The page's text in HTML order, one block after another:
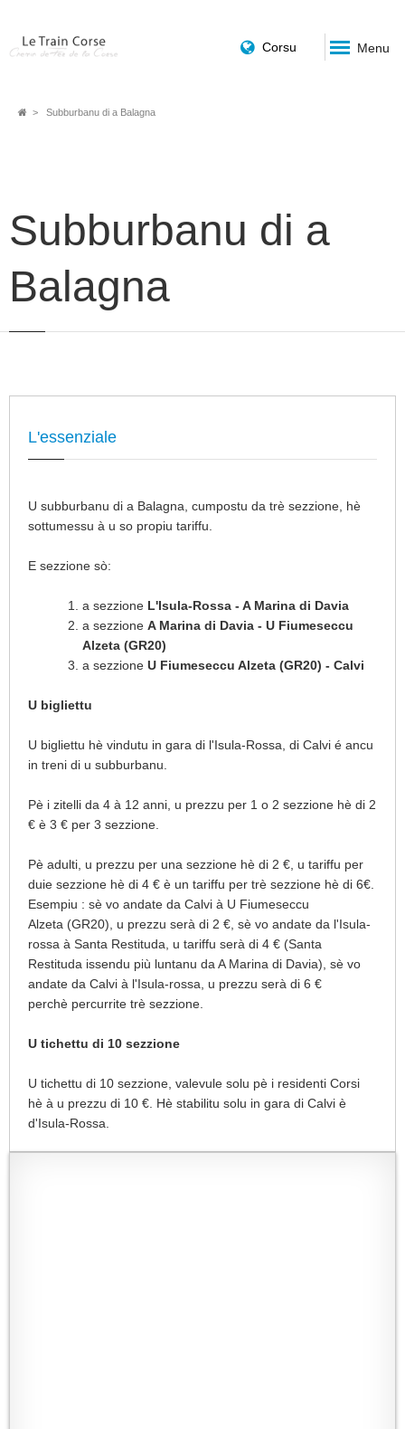
Corsu Menu
FilSubburbanu di a Balagna
Subburbanu di a
Balagna
L'essenziale
U subburbanu di a Balagna, cumpostu da trè sezzione, hè
sottumessu à u so propiu tariffu.
E sezzione sò:
a sezzione L'Isula-Rossa - A Marina di Davia
a sezzione A Marina di Davia - U Fiumeseccu
Alzeta (GR20)
a sezzione U Fiumeseccu Alzeta (GR20) - Calvi
U bigliettu
U bigliettu hè vindutu in gara di l'Isula-Rossa, di Calvi é ancu
in treni di u subburbanu.
Pè i zitelli da 4 à 12 anni, u prezzu per 1 o 2 sezzione hè di 2
€ è 3 € per 3 sezzione.
Pè adulti, u prezzu per una sezzione hè di 2 €, u tariffu per
duie sezzione hè di 4 € è un tariffu per trè sezzione hè di 6€.
Esempiu : sè vo andate da Calvi à U Fiumeseccu
Alzeta (GR20), u prezzu serà di 2 €, sè vo andate da l'Isula-
rossa à Santa Restituda, u tariffu serà di 4 € (Santa
Restituda issendu più luntanu da A Marina di Davia), sè vo
andate da Calvi à l'Isula-rossa, u prezzu serà di 6 €
perchè percurrite trè sezzione.
U tichettu di 10 sezzione
U tichettu di 10 sezzione, valevule solu pè i residenti Corsi
hè à u prezzu di 10 €. Hè stabilitu solu in gara di Calvi è
d'Isula-Rossa.